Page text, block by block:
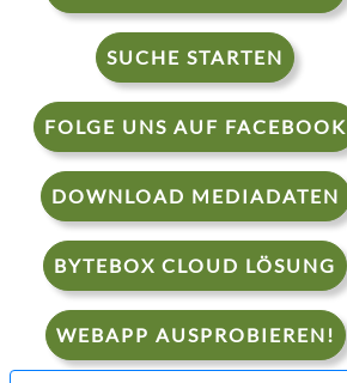
SUCHE STARTEN
FOLGE UNS AUF FACEBOOK
DOWNLOAD MEDIADATEN
BYTEBOX CLOUD LÖSUNG
WEBAPP AUSPROBIEREN!